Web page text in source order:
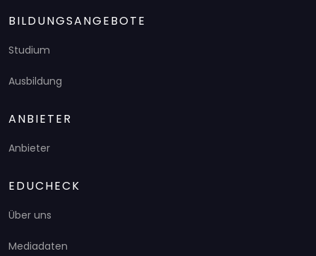
BILDUNGSANGEBOTE
Studium
Ausbildung
ANBIETER
Anbieter
EDUCHECK
Über uns
Mediadaten